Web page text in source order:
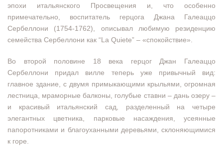
эпохи итальянского Просвещения и, что особенно
примечательно, воспитатель герцога Джана Галеаццо
Сербеллони (1754-1762), описывал любимую резиденцию
семейства Сербеллони как “La Quiete” – «спокойствие».
Во второй половине 18 века герцог Джан Галеаццо
Сербеллони придал вилле теперь уже привычный вид:
главное здание, с двумя примыкающими крыльями, огромная
лестница, мраморные балконы, голубые ставни – дань озеру –
и красивый итальянский сад, разделенный на четыре
элегантных цветника, парковые насаждения, усеянные
папоротниками и благоуханными деревьями, склоняющимися
к горе.